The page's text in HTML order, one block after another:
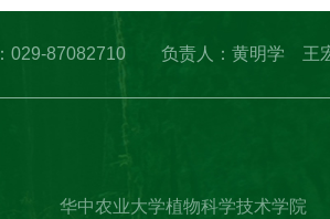
029-87082710 负责人：黄明学 王
华中农业大学植物科学技术学院